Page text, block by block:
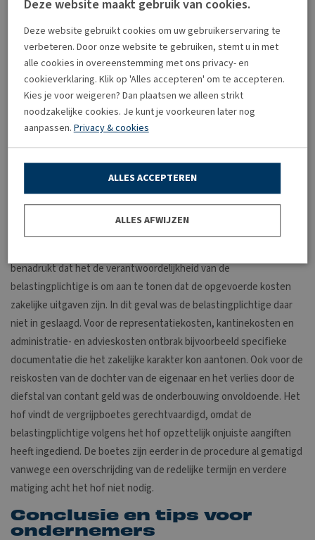
andere documenten overgelegd om aan te tonen dat deze kosten
daadwerkelijk voor zakelijke doeleinden waren gemaakt;
diefstal van contant geld: de inspecteur vond het niet
aannemelijk dat het gestolen geld verband hield met de zakelijke
activiteiten en beschouwde dit verlies daarom niet als een
aftrekbare kostenpost.
Daarnaast stelde de inspecteur dat de belastingplichtige
opzettelijk of met grove schuld onjuiste aangiften had ingediend,
hetgeen de opgelegde vergrijpboetes volgens hem
Oordeel van het hof
Het hof stelt de inspecteur in het gelijk en oordeelt dat de
benadrukt dat het de verantwoordelijkheid van de
belastingplichtige is om aan te tonen dat de opgevoerde kosten
zakelijke uitgaven zijn. In dit geval was de belastingplichtige daar
niet in geslaagd. Voor de representatiekosten, kantinekosten en
administratie- en advieskosten ontbrak bijvoorbeeld specifieke
documentatie die het zakelijke karakter kon aantonen. Ook voor de
reiskosten van de dochter van de eigenaar en het verlies door de
diefstal van contant geld was de onderbouwing onvoldoende. Het
hof vindt de vergrijpboetes gerechtvaardigd, omdat de
belastingplichtige volgens het hof opzettelijk onjuiste aangiften
heeft ingediend. De boetes zijn eerder in de procedure al gematigd
vanwege een overschrijding van de redelijke termijn en verdere
matiging acht het hof niet nodig.
Conclusie en tips voor
ondernemers
Deze website maakt gebruik van cookies.
Deze website gebruikt cookies om uw gebruikerservaring te
verbeteren. Door onze website te gebruiken, stemt u in met
alle cookies in overeenstemming met ons privacy- en
cookieverklaring. Klik op 'Alles accepteren' om te accepteren.
Kies je voor weigeren? Dan plaatsen we alleen strikt
noodzakelijke cookies. Je kunt je voorkeuren later nog
aanpassen. Privacy & cookies
ALLES ACCEPTEREN
ALLES AFWIJZEN